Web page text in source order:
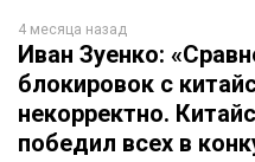
4 месяца назад
Иван Зуенко:
блокировок с
некорректно.
победил всех в